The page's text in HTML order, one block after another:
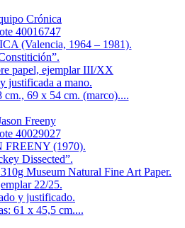
Crónica
40016747
(Valencia, 1964 – 1981).
papel, ejemplar III/XX
justificada a mano.
cm., 69 x 54 cm. (marco)....
Freeny
40029027
FREENY (1970).
Dissected”.
Museum Natural Fine Art Paper.
22/25.
y justificado.
61 x 45,5 cm....